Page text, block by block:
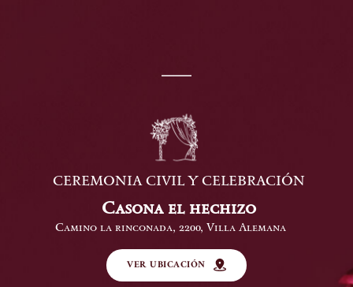
CEREMONIA CIVIL Y CELEBRACIÓN
Casona el hechizo
Camino la rinconada, 2200, Villa Alemana
VER UBICACIÓN